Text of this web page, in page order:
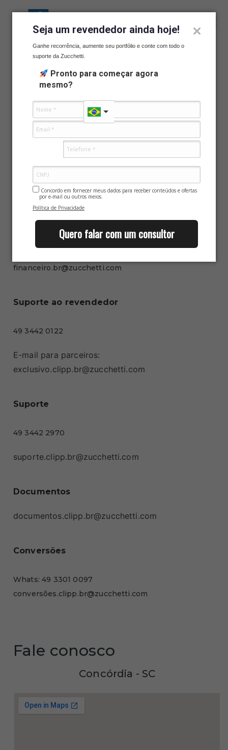
Seja um revendedor ainda hoje!
Ganhe recorrência, aumente seu portfólio e conte com todo o
suporte da Zucchetti.
Pronto para começar agora
mesmo?
Concordo em fornecer meus dados para receber conteúdos e ofertas
por e-mail ou outros meios.
Política de Privacidade
Quero falar com um consultor
Página inicial›Contato
Recepção
Televendas
48 4042-0031
Financeiro
financeiro.br@zucchetti.com
Suporte ao revendedor
49 3442 0122
E-mail para parceiros:
exclusivo.clipp.br@zucchetti.com
Suporte
49 3442 2970
suporte.clipp.br@zucchetti.com
Documentos
documentos.clipp.br@zucchetti.com
Conversões
Whats: 49 3301 0097
conversões.clipp.br@zucchetti.com
Fale conosco
Concórdia - SC